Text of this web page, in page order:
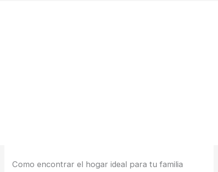
Como encontrar el hogar ideal para tu familia